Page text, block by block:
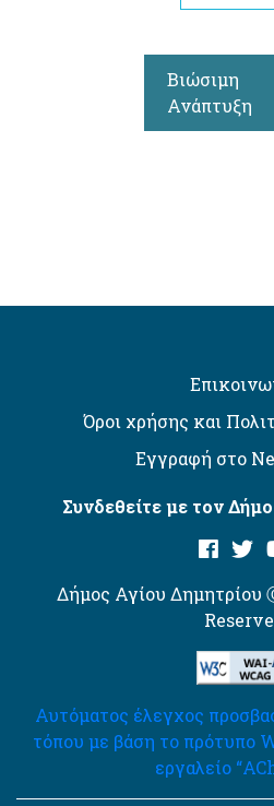
Βιώσιμη
Ανάπτυξη
Όροι χρήσης και
Εγγραφή στο
Συνδεθείτε με τον
Δήμος Αγίου
Αυτόματος έλεγχος
τόπου με βάση το πρότυπο
εργαλείο